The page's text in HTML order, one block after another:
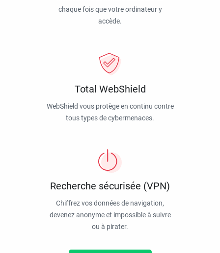
chaque fois que votre ordinateur y
accède.
Total WebShield
WebShield vous protège en continu contre
tous types de cybermenaces.
Recherche sécurisée (VPN)
Chiffrez vos données de navigation,
devenez anonyme et impossible à suivre
ou à pirater.